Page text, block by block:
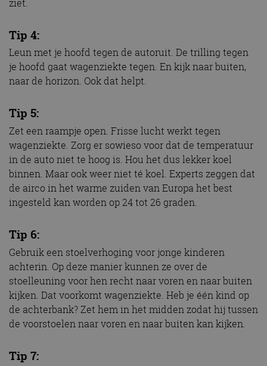
ziet.
Tip 4:
Leun met je hoofd tegen de autoruit. De trilling tegen
je hoofd gaat wagenziekte tegen. En kijk naar buiten,
naar de horizon. Ook dat helpt.
Tip 5:
Zet een raampje open. Frisse lucht werkt tegen
wagenziekte. Zorg er sowieso voor dat de temperatuur
in de auto niet te hoog is. Hou het dus lekker koel
binnen. Maar ook weer niet té koel. Experts zeggen dat
de airco in het warme zuiden van Europa het best
ingesteld kan worden op 24 tot 26 graden.
Tip 6:
Gebruik een stoelverhoging voor jonge kinderen
achterin. Op deze manier kunnen ze over de
stoelleuning voor hen recht naar voren en naar buiten
kijken. Dat voorkomt wagenziekte. Heb je één kind op
de achterbank? Zet hem in het midden zodat hij tussen
de voorstoelen naar voren en naar buiten kan kijken.
Tip 7: